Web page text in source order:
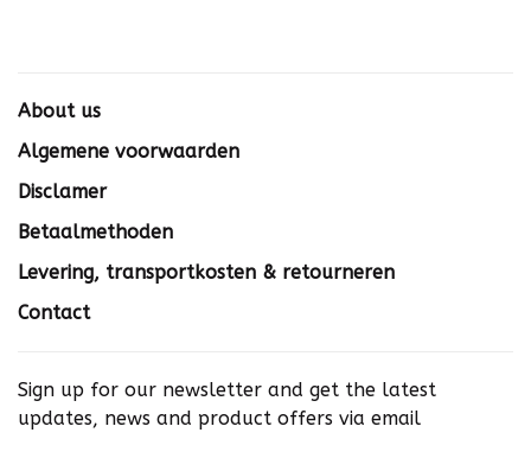
About us
Algemene voorwaarden
Disclamer
Betaalmethoden
Levering, transportkosten & retourneren
Contact
Sign up for our newsletter and get the latest
updates, news and product offers via email